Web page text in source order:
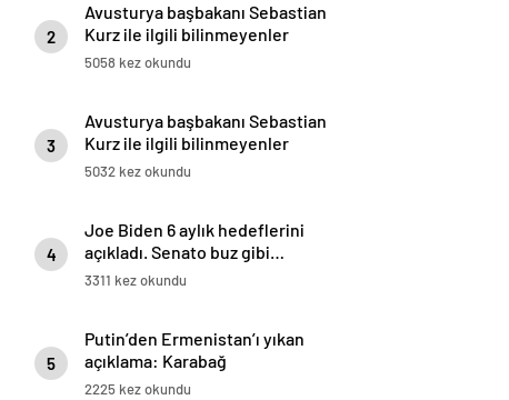
2
Avusturya başbakanı Sebastian
Kurz ile ilgili bilinmeyenler
5058 kez okundu
3
Avusturya başbakanı Sebastian
Kurz ile ilgili bilinmeyenler
5032 kez okundu
4
Joe Biden 6 aylık hedeflerini
açıkladı. Senato buz gibi…
3311 kez okundu
5
Putin’den Ermenistan’ı yıkan
açıklama: Karabağ
Azerbaycan’ın ayrılmaz bir
2225 kez okundu